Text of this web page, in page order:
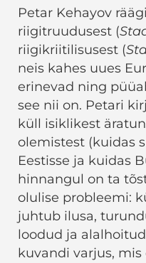
Petar Kehayov
riigitruudusest (
riigikriitilisusest (
neis kahes uues
erinevad ning
see nii on. Petari
küll isiklikest
olemistest (kuidas
Eestisse ja kuidas
hinnangul on ta
olulise probleemi:
juhtub ilusa,
loodud ja
kuvandi varjus, mis